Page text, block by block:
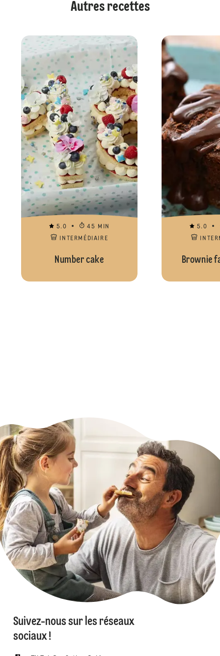
Autres recettes
5.0
45 MIN
INTERMÉDIAIRE
Number cake
5.0
Brownie
Suivez-nous sur les réseaux
sociaux !